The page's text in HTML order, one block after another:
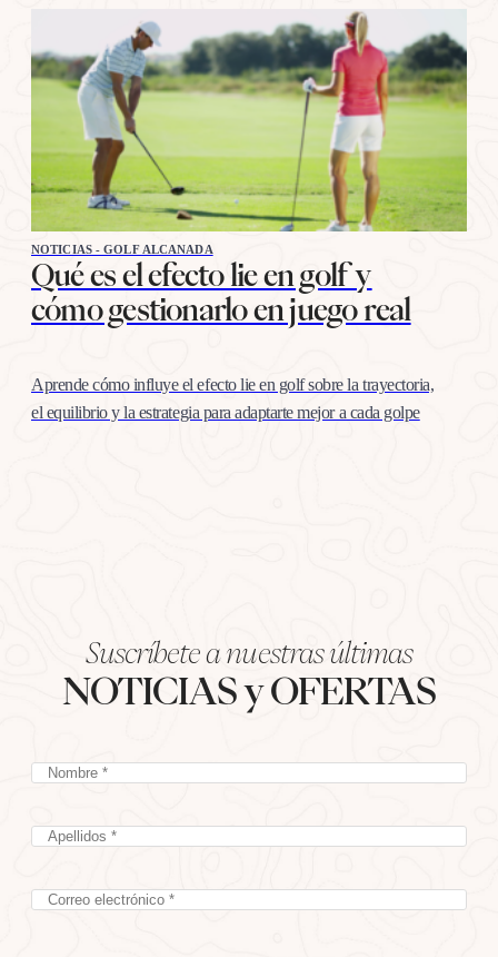
NOTICIAS - GOLF ALCANADA
Qué es el efecto lie en golf y
cómo gestionarlo en juego real
Aprende cómo influye el efecto lie en golf sobre la trayectoria,
el equilibrio y la estrategia para adaptarte mejor a cada golpe
Suscríbete a nuestras últimas
NOTICIAS y OFERTAS